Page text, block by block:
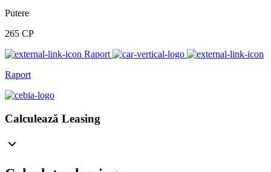
Putere
265 CP
Raport
Raport
Calculează Leasing